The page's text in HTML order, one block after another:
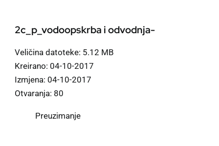
2c_p_vodoopskrba i odvodnja-
Veličina datoteke: 5.12 MB
Kreirano: 04-10-2017
Izmjena: 04-10-2017
Otvaranja: 80
Preuzimanje